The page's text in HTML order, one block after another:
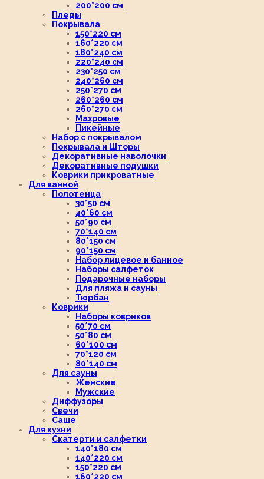
200*200 см
Пледы
Покрывала
150*220 см
160*220 см
180*240 см
220*240 см
230*250 см
240*260 см
250*270 см
260*260 см
260*270 см
Махровые
Пикейные
Набор с покрывалом
Покрывала и Шторы
Декоративные наволочки
Декоративные подушки
Коврики прикроватные
Для ванной
Полотенца
30*50 см
40*60 см
50*90 см
70*140 см
80*150 см
90*150 см
Набор лицевое и банное
Наборы салфеток
Подарочные наборы
Для пляжа и сауны
Тюрбан
Коврики
Наборы ковриков
50*70 см
50*80 см
60*100 см
70*120 см
80*140 см
Для сауны
Женские
Мужские
Диффузоры
Свечи
Саше
Для кухни
Скатерти и салфетки
140*180 см
140*220 см
150*220 см
160*220 см